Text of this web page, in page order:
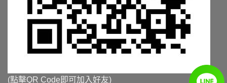
(點擊QR Code即可加入好友)